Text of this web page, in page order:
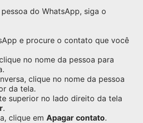
do WhatsApp, siga o
e procure o contato que você
no nome da pessoa para
clique no nome da pessoa
da tela.
superior no lado direito da tela
.
clique em Apagar contato.